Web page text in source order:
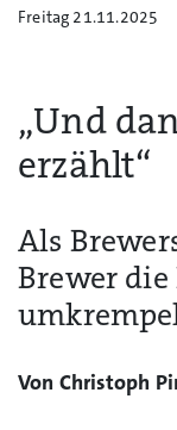
Freitag 21.11.2025
„Und
erzählt“
Als
Brewer
Von Christoph